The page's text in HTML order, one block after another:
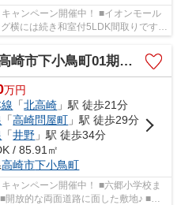
ャンペーン開催中！ ■イオンモール
横には続き和室付5LDK間取りです♪
■玄関には嬉しいシューズインクローク完備！ ○...
崎市下小鳥町01期ー④
万円
「北高崎 」駅 徒歩21分
「高崎問屋町 」駅 徒歩29分
「井野 」駅 徒歩34分
/ 85.91㎡
高崎市下小鳥町
ャンペーン開催中！ ■六郷小学校ま
放的な両面道路に面した敷地♪ ■モ